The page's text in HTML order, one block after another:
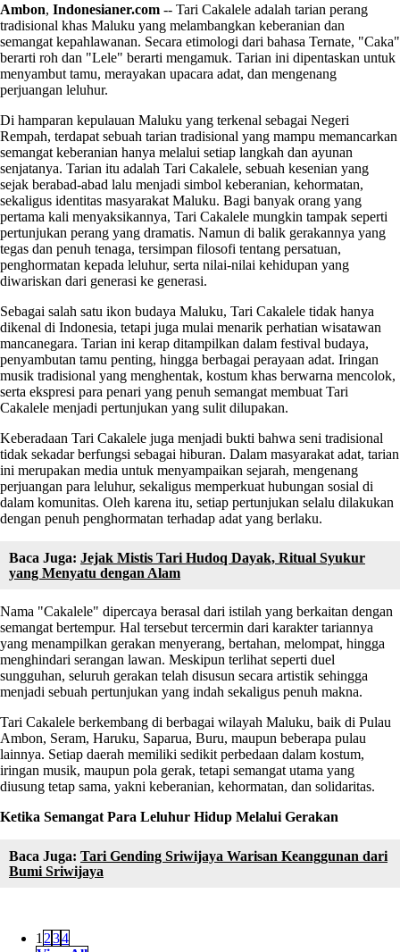
Ambon, Indonesianer.com -- Tari Cakalele adalah tarian perang
tradisional khas Maluku yang melambangkan keberanian dan
semangat kepahlawanan. Secara etimologi dari bahasa Ternate, "Caka"
berarti roh dan "Lele" berarti mengamuk. Tarian ini dipentaskan untuk
menyambut tamu, merayakan upacara adat, dan mengenang
perjuangan leluhur.
Di hamparan kepulauan Maluku yang terkenal sebagai Negeri
Rempah, terdapat sebuah tarian tradisional yang mampu memancarkan
semangat keberanian hanya melalui setiap langkah dan ayunan
senjatanya. Tarian itu adalah Tari Cakalele, sebuah kesenian yang
sejak berabad-abad lalu menjadi simbol keberanian, kehormatan,
sekaligus identitas masyarakat Maluku. Bagi banyak orang yang
pertama kali menyaksikannya, Tari Cakalele mungkin tampak seperti
pertunjukan perang yang dramatis. Namun di balik gerakannya yang
tegas dan penuh tenaga, tersimpan filosofi tentang persatuan,
penghormatan kepada leluhur, serta nilai-nilai kehidupan yang
diwariskan dari generasi ke generasi.
Sebagai salah satu ikon budaya Maluku, Tari Cakalele tidak hanya
dikenal di Indonesia, tetapi juga mulai menarik perhatian wisatawan
mancanegara. Tarian ini kerap ditampilkan dalam festival budaya,
penyambutan tamu penting, hingga berbagai perayaan adat. Iringan
musik tradisional yang menghentak, kostum khas berwarna mencolok,
serta ekspresi para penari yang penuh semangat membuat Tari
Cakalele menjadi pertunjukan yang sulit dilupakan.
Keberadaan Tari Cakalele juga menjadi bukti bahwa seni tradisional
tidak sekadar berfungsi sebagai hiburan. Dalam masyarakat adat, tarian
ini merupakan media untuk menyampaikan sejarah, mengenang
perjuangan para leluhur, sekaligus memperkuat hubungan sosial di
dalam komunitas. Oleh karena itu, setiap pertunjukan selalu dilakukan
dengan penuh penghormatan terhadap adat yang berlaku.
Baca Juga: Jejak Mistis Tari Hudoq Dayak, Ritual Syukur
yang Menyatu dengan Alam
Nama "Cakalele" dipercaya berasal dari istilah yang berkaitan dengan
semangat bertempur. Hal tersebut tercermin dari karakter tariannya
yang menampilkan gerakan menyerang, bertahan, melompat, hingga
menghindari serangan lawan. Meskipun terlihat seperti duel
sungguhan, seluruh gerakan telah disusun secara artistik sehingga
menjadi sebuah pertunjukan yang indah sekaligus penuh makna.
Tari Cakalele berkembang di berbagai wilayah Maluku, baik di Pulau
Ambon, Seram, Haruku, Saparua, Buru, maupun beberapa pulau
lainnya. Setiap daerah memiliki sedikit perbedaan dalam kostum,
iringan musik, maupun pola gerak, tetapi semangat utama yang
diusung tetap sama, yakni keberanian, kehormatan, dan solidaritas.
Ketika Semangat Para Leluhur Hidup Melalui Gerakan
Baca Juga: Tari Gending Sriwijaya Warisan Keanggunan dari
Bumi Sriwijaya
1 234